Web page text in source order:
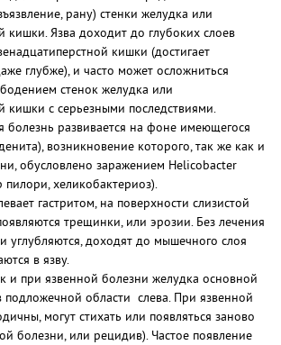
рану) стенки желудка или
кишки. Язва доходит до глубоких слоев
кишки (достигает
глубже), и часто может осложниться
стенок желудка или
кишки с серьезными последствиями.
болезнь развивается на фоне имеющегося
возникновение которого, так же как и
обусловлено заражением Helicobacter
пилори, хеликобактериоз).
гастритом, на поверхности слизистой
трещинки, или эрозии. Без лечения
углубляются, доходят до мышечного слоя
в язву.
и при язвенной болезни желудка основной
подложечной области слева. При язвенной
могут стихать или появляться заново
болезни, или рецидив). Частое появление